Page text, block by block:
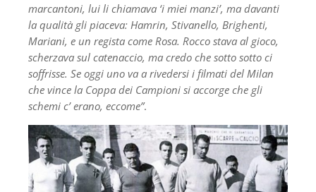
marcantoni, lui li chiamava ‘i miei manzi’, ma davanti
la qualità gli piaceva: Hamrin, Stivanello, Brighenti,
Mariani, e un regista come Rosa. Rocco stava al gioco,
scherzava sul catenaccio, ma credo che sotto sotto ci
soffrisse. Se oggi uno va a rivedersi i filmati del Milan
che vince la Coppa dei Campioni si accorge che gli
schemi c’ erano, eccome”.